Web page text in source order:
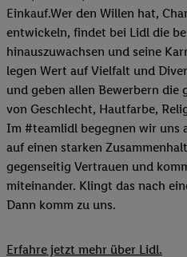
Einkauf.Wer den Willen hat,
entwickeln, findet bei Lidl die
hinauszuwachsen und seine
legen Wert auf Vielfalt und
und geben allen Bewerbern die
von Geschlecht, Hautfarbe,
Im #teamlidl begegnen wir uns
auf einen starken
gegenseitig Vertrauen und
miteinander. Klingt das nach
Dann komm zu uns.​
Erfahre jetzt mehr über Lidl.